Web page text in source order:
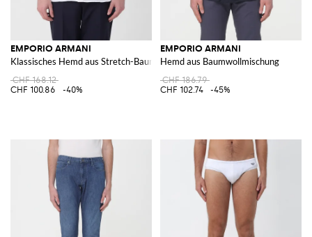
EMPORIO ARMANI
Klassisches Hemd aus Stretch-Baumwolle
CHF 168.12
CHF 100.86
-40%
EMPORIO ARMANI
Hemd aus Baumwollmischung
CHF 186.79
CHF 102.74
-45%